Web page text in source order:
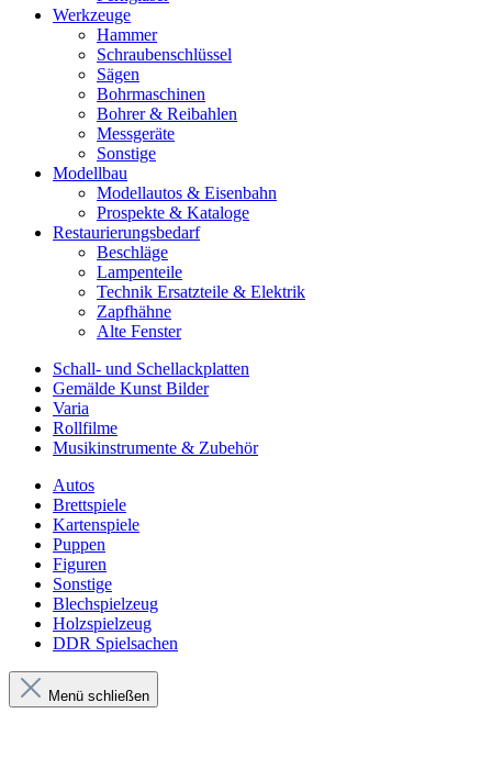
Werkzeuge
Hammer
Schraubenschlüssel
Sägen
Bohrmaschinen
Bohrer & Reibahlen
Messgeräte
Sonstige
Modellbau
Modellautos & Eisenbahn
Prospekte & Kataloge
Restaurierungsbedarf
Beschläge
Lampenteile
Technik Ersatzteile & Elektrik
Zapfhähne
Alte Fenster
Schall- und Schellackplatten
Gemälde Kunst Bilder
Varia
Rollfilme
Musikinstrumente & Zubehör
Autos
Brettspiele
Kartenspiele
Puppen
Figuren
Sonstige
Blechspielzeug
Holzspielzeug
DDR Spielsachen
Menü schließen